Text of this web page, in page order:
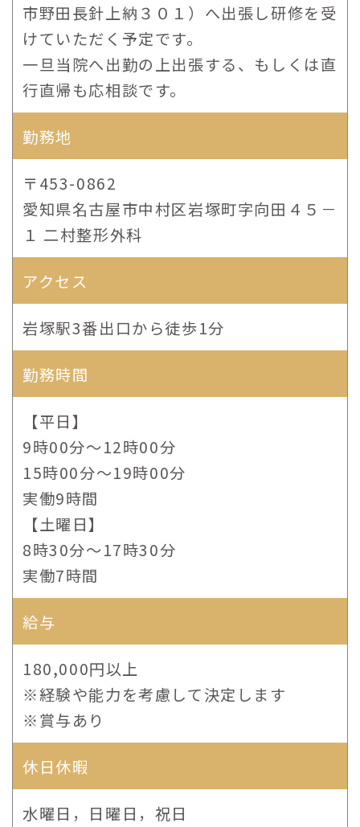
市野田長針上納３０１）へ出張し研修を受
けていただく予定です。
一旦当院へ出勤の上出張する、もしくは直
行直帰も応相談です。
勤務地
〒453-0862
愛知県名古屋市中村区岩塚町字向田４５－
１ 二村整形外科
アクセス
岩塚駅3番出口から徒歩1分
勤務時間
【平日】
9時00分〜12時00分
15時00分〜19時00分
実働9時間
【土曜日】
8時30分～17時30分
実働7時間
給与
180,000円以上
※経験や能力を考慮して決定します
※賞与あり
休日休暇
水曜日，日曜日，祝日